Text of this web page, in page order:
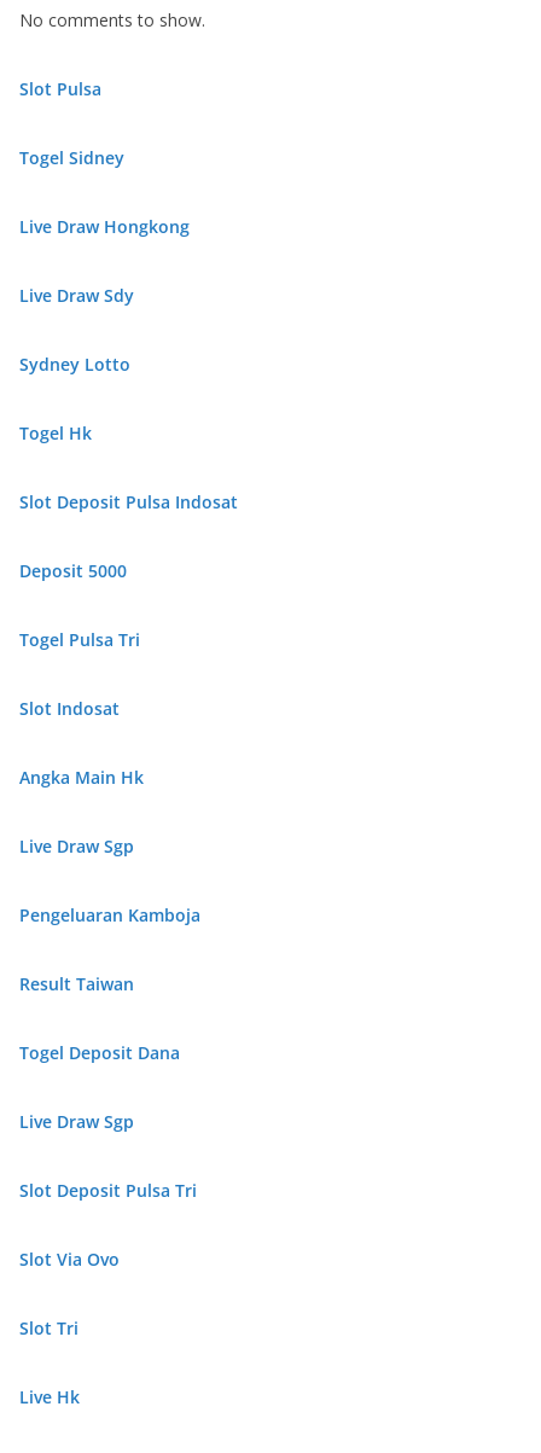
No comments to show.
Slot Pulsa
Togel Sidney
Live Draw Hongkong
Live Draw Sdy
Sydney Lotto
Togel Hk
Slot Deposit Pulsa Indosat
Deposit 5000
Togel Pulsa Tri
Slot Indosat
Angka Main Hk
Live Draw Sgp
Pengeluaran Kamboja
Result Taiwan
Togel Deposit Dana
Live Draw Sgp
Slot Deposit Pulsa Tri
Slot Via Ovo
Slot Tri
Live Hk